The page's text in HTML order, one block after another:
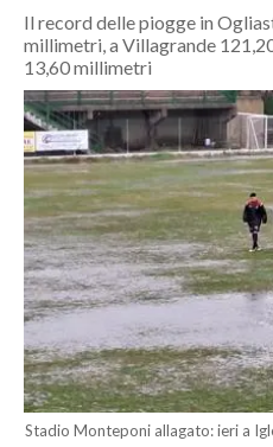
ITALIA
POLITICA
ECONOMIA
SERVIZI ALLE IMPRESE
LAVORO
BANDI
SPORT IN SARDEGNA
Il record delle piogge in
millimetri, a Villagrande
13,60 millimetri
Stadio Monteponi allagato: ieri a